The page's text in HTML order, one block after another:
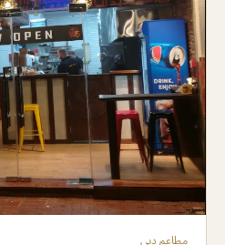
مطاعم دبي